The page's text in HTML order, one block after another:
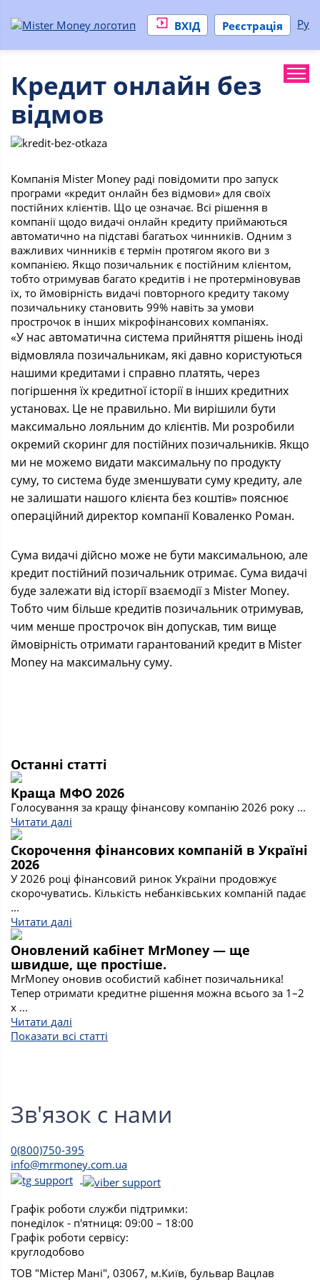
ВХІД Реєстрація Ру
Кредит онлайн без
відмов
Компанія Mister Money раді повідомити про запуск
програми «кредит онлайн без відмови» для своїх
постійних клієнтів. Що це означає. Всі рішення в
компанії щодо видачі онлайн кредиту приймаються
автоматично на підставі багатьох чинників. Одним з
важливих чинників є термін протягом якого ви з
компанією. Якщо позичальник є постійним клієнтом,
тобто отримував багато кредитів і не протерміновував
їх, то ймовірність видачі повторного кредиту такому
позичальнику становить 99% навіть за умови
прострочок в інших мікрофінансових компаніях.
«У нас автоматична система прийняття рішень іноді
відмовляла позичальникам, які давно користуються
нашими кредитами і справно платять, через
погіршення їх кредитної історії в інших кредитних
установах. Це не правильно. Ми вирішили бути
максимально лояльним до клієнтів. Ми розробили
окремий скоринг для постійних позичальників. Якщо
ми не можемо видати максимальну по продукту
суму, то система буде зменшувати суму кредиту, але
не залишати нашого клієнта без коштів» пояснює
операційний директор компанії Коваленко Роман.
Сума видачі дійсно може не бути максимальною, але
кредит постійний позичальник отримає. Сума видачі
буде залежати від історії взаємодії з Mister Money.
Тобто чим більше кредитів позичальник отримував,
чим менше прострочок він допускав, тим вище
ймовірність отримати гарантований кредит в Mister
Money на максимальну суму.
Останні статті
Краща МФО 2026
Голосування за кращу фінансову компанію 2026 року ...
Читати далі
Скорочення фінансових компаній в Україні
2026
У 2026 році фінансовий ринок України продовжує
скорочуватись. Кількість небанківських компаній падає
...
Читати далі
Оновлений кабінет MrMoney — ще
швидше, ще простіше.
MrMoney оновив особистий кабінет позичальника!
Тепер отримати кредитне рішення можна всього за 1–2
х ...
Читати далі
Показати всі статті
Зв'язок с нами
0(800)750-395
info@mrmoney.com.ua
Графік роботи служби підтримки:
понеділок - п'ятниця: 09:00 – 18:00
Графік роботи сервісу:
круглодобово
ТОВ "Містер Мані", 03067, м.Київ, бульвар Вацлав